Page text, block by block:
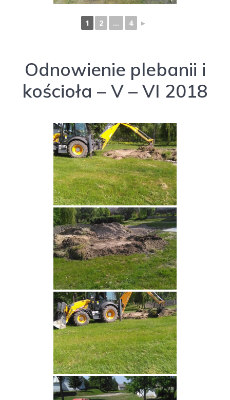
1 2 ... 4 ►
Odnowienie plebanii i
kościoła – V – VI 2018